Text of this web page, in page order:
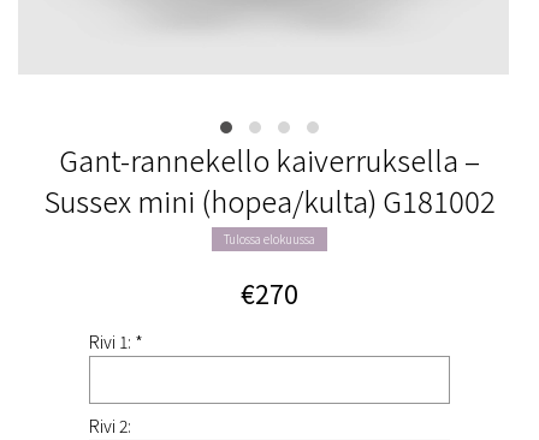
Gant-rannekello kaiverruksella –
Sussex mini (hopea/kulta) G181002
Tulossa elokuussa
€270
Rivi 1: *
Rivi 2: